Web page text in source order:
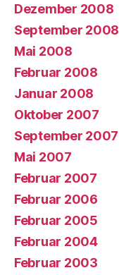
Dezember 2008
September 2008
Mai 2008
Februar 2008
Januar 2008
Oktober 2007
September 2007
Mai 2007
Februar 2007
Februar 2006
Februar 2005
Februar 2004
Februar 2003